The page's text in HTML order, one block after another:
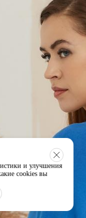
и улучшения
cookies вы